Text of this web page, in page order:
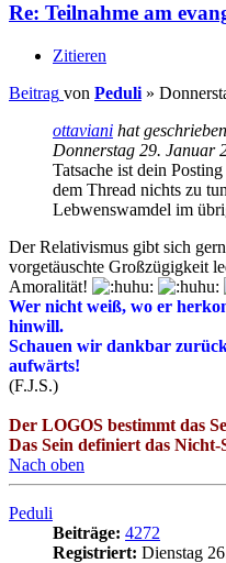
Re: Teilnahme am
Zitieren
Beitrag von Peduli »
ottaviani hat
Donnerstag 29. Januar
Tatsache ist dein
dem Thread nichts zu
Lebwenswamdel im
Der Relativismus gibt sich
vorgetäuschte Großzügigkeit
Amoralität!
Wer nicht weiß, wo er
hinwill.
Schauen wir dankbar
aufwärts!
(F.J.S.)
Der LOGOS bestimmt das
Das Sein definiert das Nicht-
Nach oben
Peduli
Beiträge: 4272
Registriert: Dienstag